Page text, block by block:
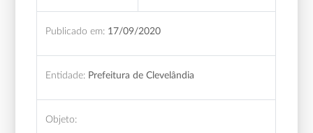
Publicado em: 17/09/2020
Entidade: Prefeitura de Clevelândia
Objeto: